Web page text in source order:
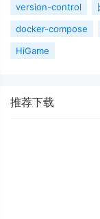
version-control
docker-compose
HiGame
推荐下载